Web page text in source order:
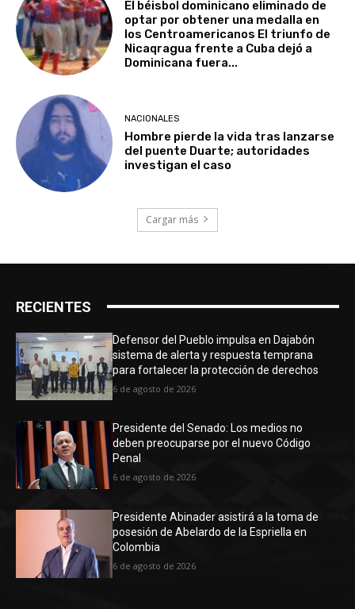
El béisbol dominicano eliminado de
optar por obtener una medalla en
los Centroamericanos El triunfo de
Nicaqragua frente a Cuba dejó a
Dominicana fuera...
NACIONALES
Hombre pierde la vida tras lanzarse
del puente Duarte; autoridades
investigan el caso
Cargar más
RECIENTES
Defensor del Pueblo impulsa en Dajabón
sistema de alerta y respuesta temprana
para fortalecer la protección de derechos
6 de agosto de 2026
Presidente del Senado: Los medios no
deben preocuparse por el nuevo Código
Penal
6 de agosto de 2026
Presidente Abinader asistirá a la toma de
posesión de Abelardo de la Espriella en
Colombia
6 de agosto de 2026